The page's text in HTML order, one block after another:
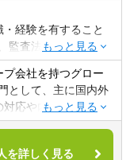
によって大きく成長
未完成の財務会計部
っていくことができ
も非常に大きく、や
験など資質やご意向
よって大きく成長し
完成の財務会計部門
ていくことができま
非常に大きく、やり
など資質やご意向に
経験を有すること
監査法人での監査経
（英語での会議、
ど）
業グループにおけ
会社を持つグロー
として、主に国内外
対応や内部監査を行
なく、海外グルー
を詳しく見る